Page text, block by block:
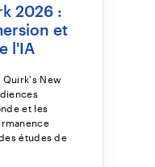
2026 :
et
l'IA
Quirk's New
et les
études de